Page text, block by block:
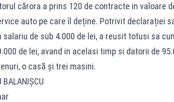
cărora a prins 120 de contracte in valoare
auto pe care îl deține. Potrivit declarației
de sub 4.000 de lei, a reusit totusi sa
de lei, avand in acelasi timp si datorii de
o casă și trei masini.
BALANIȘCU